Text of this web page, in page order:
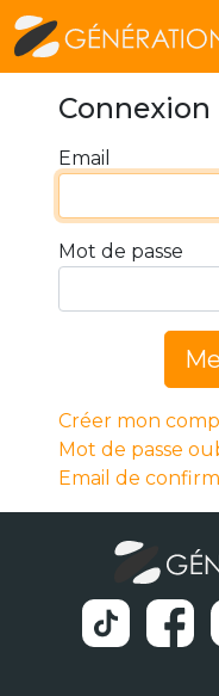
Connexion
Email
Mot de passe
Créer mon
Mot de passe
Email de